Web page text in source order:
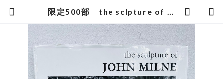
限定500部 the sclpture of JHON MILNE | zbooks